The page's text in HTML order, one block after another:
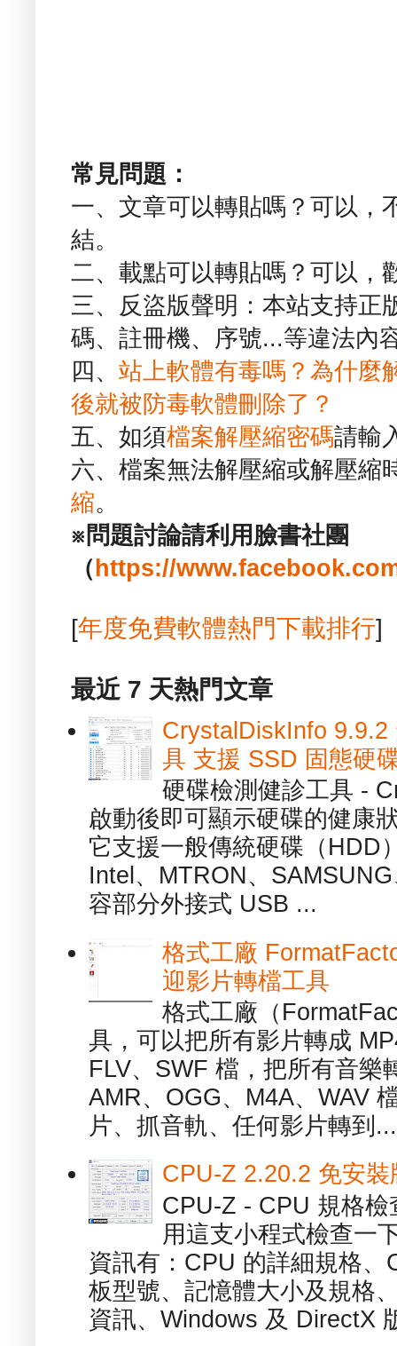
常見問題：
一、文章可以轉貼嗎？可以，
結。
二、載點可以轉貼嗎？可以，
三、反盜版聲明：本站支持正
碼、註冊機、序號...等違法內
四、 站上軟體有毒嗎？為什麼
後就被防毒軟體刪除了？
五、如須檔案解壓縮密碼請輸
六、檔案無法解壓縮或解壓縮
縮。
※問題討論請利用臉書社團
（ https://
[年度免費軟體熱門下載排行]
最近 7 天熱門文章
CrystalDiskInfo 9.9.2
具 支援 SSD 固態硬
硬碟檢測健診工具 -
啟動後即可顯示硬碟的健康
它支援一般傳統硬碟（HDD
Intel、MTRON、
容部分外接式 USB ...
格式工廠
迎影片轉檔工具
格式工廠（
具，可以把所有影片轉成
FLV、SWF 檔，把所有音樂
AMR、OGG、M4A、WAV
片、抓音軌、任何影片轉到...
CPU-Z 2.20.2 免安
CPU-Z - CPU 規格
用這支小程式檢查一
資訊有：CPU 的詳細規格
板型號、記憶體大小及規格
資訊、Windows 及 DirectX